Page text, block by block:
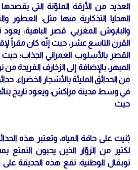
العديد من الأزقة الملوّنة التي
الهدايا التذكارية منها مثل: العطور
والبابوش المغربي. قصر الباهية: يعود
القرن التاسع عشر، حيث إنّه كان مقراً
القصر بالأسلوب العمراني الجذاب؛ حيث
المبهر، بالإضافة إلى الزخارف الفريدة
من الحدائق المليئة بالأشجار الخضراء.
في وسط مدينة مراكش، ويعود تاريخ
حيث
بُنيت على حافة المياه، وتعتبر هذه
لكثير من الزوّار الذين يحبون التمتع
توبقال الوطنية: تقع هذه الحديقة على